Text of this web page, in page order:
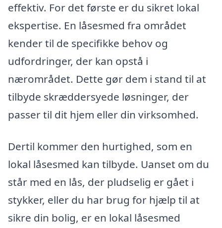
effektiv. For det første er du sikret lokal
ekspertise. En låsesmed fra området
kender til de specifikke behov og
udfordringer, der kan opstå i
nærområdet. Dette gør dem i stand til at
tilbyde skræddersyede løsninger, der
passer til dit hjem eller din virksomhed.
Dertil kommer den hurtighed, som en
lokal låsesmed kan tilbyde. Uanset om du
står med en lås, der pludselig er gået i
stykker, eller du har brug for hjælp til at
sikre din bolig, er en lokal låsesmed